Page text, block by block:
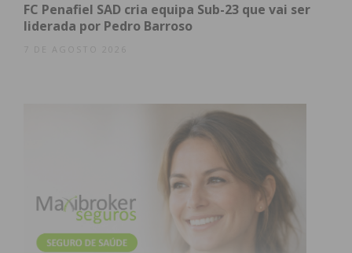
Imediato
Assine nossa newsletter por e-mail e
obtenha de forma regular a informação
atualizada.
FC Penafiel SAD cria equipa Sub-23 que vai ser
liderada por Pedro Barroso
7 DE AGOSTO 2026